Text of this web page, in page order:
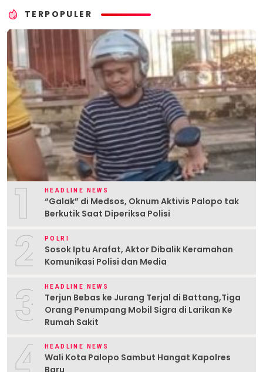
TERPOPULER
1 HEADLINE NEWS
“Galak” di Medsos, Oknum Aktivis Palopo tak
Berkutik Saat Diperiksa Polisi
2 POLRI
Sosok Iptu Arafat, Aktor Dibalik Keramahan
Komunikasi Polisi dan Media
3 HEADLINE NEWS
Terjun Bebas ke Jurang Terjal di Battang,Tiga
Orang Penumpang Mobil Sigra di Larikan Ke
Rumah Sakit
4 HEADLINE NEWS
Wali Kota Palopo Sambut Hangat Kapolres